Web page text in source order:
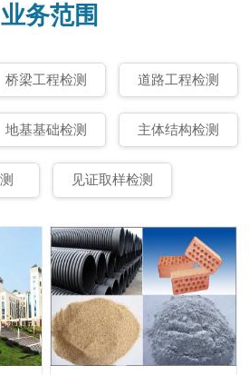
业务范围
桥梁工程检测 道路工程检测
地基基础检测 主体结构检测
见证取样检测